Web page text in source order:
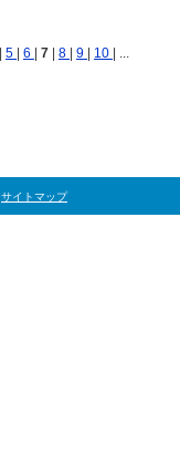
5 6 7 8 9 10 | ...
サイトマップ